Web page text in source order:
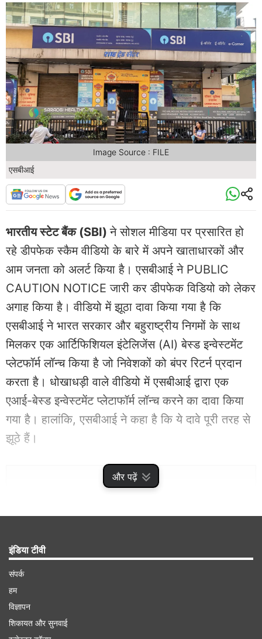
और पढ़ें
एसबीआई
Image Source : FILE
भारतीय स्टेट बैंक (SBI)ने सोशल मीडिया पर प्रसारित हो
रहे डीपफेक स्कैम वीडियो के बारे में अपने खाताधारकों और
आम जनता को अलर्ट किया है। एसबीआई ने PUBLIC
CAUTION NOTICE जारी कर डीपफेक विडियो को लेकर
अगाह किया है। वीडियो में झूठा दावा किया गया है कि
एसबीआई ने भारत सरकार और बहुराष्ट्रीय निगमों के साथ
मिलकर एक आर्टिफिशियल इंटेलिजेंस (AI) बेस्ड इन्वेस्टमेंट
प्लेटफॉर्म लॉन्च किया है जो निवेशकों को बंपर रिटर्न प्रदान
करता है। धोखाधड़ी वाले वीडियो में एसबीआई द्वारा एक
एआई-बेस्ड इन्वेस्टमेंट प्लेटाफॉर्म लॉन्च करने का दावा किया
गया है। हालांकि, एसबीआई ने कहा है कि ये दावे पूरी तरह से
झूठे हैं।
Advertisement
इंडिया टीवी
संपर्क
हम
विज्ञापन
शिकायत और सुनवाई